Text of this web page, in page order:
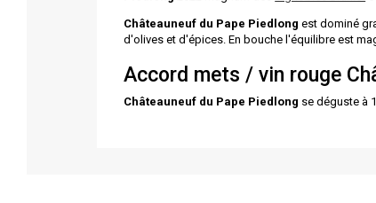
Châteauneuf du Pape Piedlong est dominé
d'olives et d'épices. En bouche l'équilibre est
Accord mets / vin rouge
Châteauneuf du Pape Piedlong se déguste à